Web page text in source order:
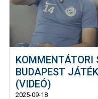
KOMMENTÁTORI
BUDAPEST
(VIDEÓ)
2025-09-18